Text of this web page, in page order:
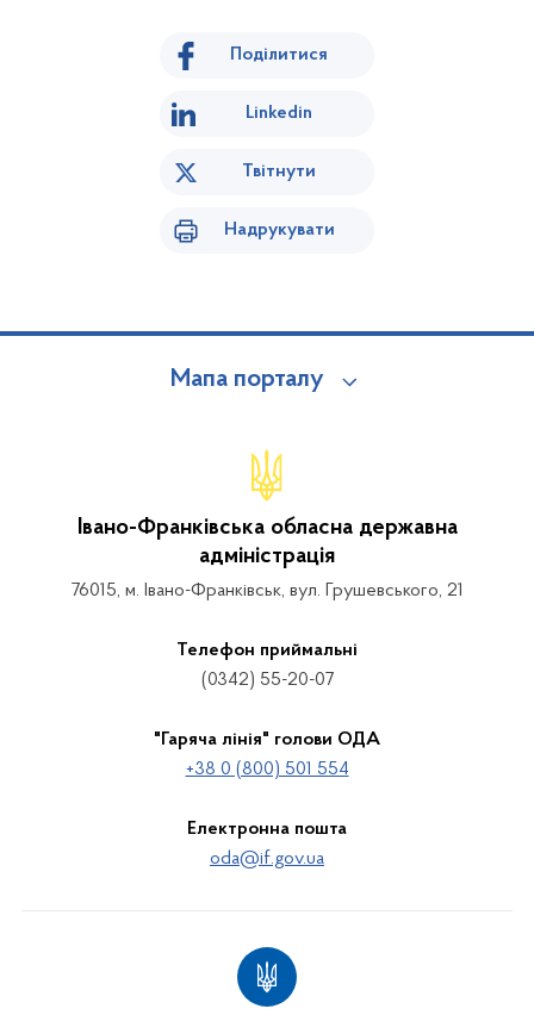
Поділитися
Linkedin
Твітнути
Надрукувати
Мапа порталу
Івано-Франківська обласна державна
адміністрація
76015, м. Івано-Франківськ, вул. Грушевського, 21
Телефон приймальні
(0342) 55-20-07
"Гаряча лінія" голови ОДА
+38 0 (800) 501 554
Електронна пошта
oda@if.gov.ua